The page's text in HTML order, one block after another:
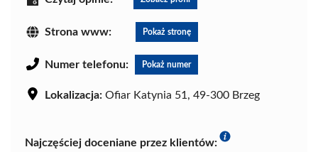
Strona www: Pokaż stronę
Numer telefonu: Pokaż numer
Lokalizacja: Ofiar Katynia 51, 49-300 Brzeg
Najczęściej doceniane przez klientów: